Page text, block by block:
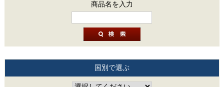
商品名を入力
国別で選ぶ